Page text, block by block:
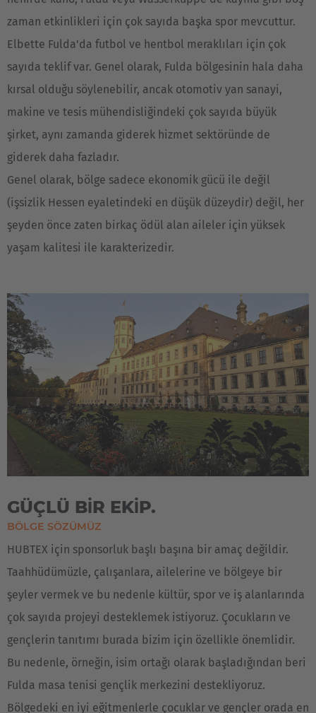
EUROPE
Belgium
Nederlands Français
Česká republika
Cesko
Deutschland
Español
France
Français
Great Britain
English
Italia
Italiano
Luxembourg
Français Deutsch
Nederland
Nederlands
Österreich
Deutsch
Polska
zaman etkinlikleri için çok sayıda başka spor mevcuttur.
Elbette Fulda'da futbol ve hentbol meraklıları için çok
sayıda teklif var. Genel olarak, Fulda bölgesinin hala daha
kırsal olduğu söylenebilir, ancak otomotiv yan sanayi,
makine ve tesis mühendisliğindeki çok sayıda büyük
şirket, aynı zamanda giderek hizmet sektöründe de
giderek daha fazladır.
Genel olarak, bölge sadece ekonomik gücü ile değil
(işsizlik Hessen eyaletindeki en düşük düzeydir) değil, her
şeyden önce zaten birkaç ödül alan aileler için yüksek
yaşam kalitesi ile karakterizedir.
GÜÇLÜ BİR EKİP.
BÖLGE SÖZÜMÜZ
HUBTEX için sponsorluk başlı başına bir amaç değildir.
Taahhüdümüzle, çalışanlara, ailelerine ve bölgeye bir
şeyler vermek ve bu nedenle kültür, spor ve iş alanlarında
çok sayıda projeyi desteklemek istiyoruz. Çocukların ve
gençlerin tanıtımı burada bizim için özellikle önemlidir.
Bu nedenle, örneğin, isim ortağı olarak başladığından beri
Fulda masa tenisi gençlik merkezini destekliyoruz.
Bölgedeki en iyi eğitmenlerle çocuklar ve gençler orada en